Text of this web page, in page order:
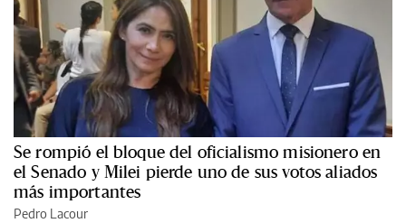
Se rompió el bloque del oficialismo misionero en
el Senado y Milei pierde uno de sus votos aliados
más importantes
Pedro Lacour